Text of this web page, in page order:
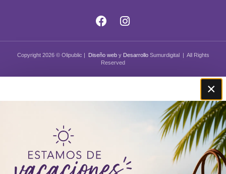
Copyright 2026 © Olipublic | Diseño weby DesarrolloSumurdigital | All Rights
Reserved
×